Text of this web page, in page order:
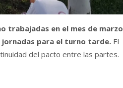
trabajadas en el mes de marzo
para el turno tarde. El
del pacto entre las partes.